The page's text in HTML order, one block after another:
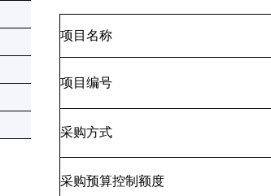
项目名称
项目编号
采购方式
采购预算控制额度